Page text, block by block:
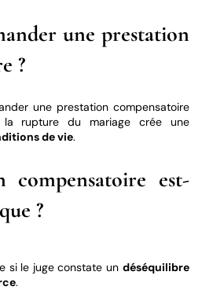
une prestation
?
une prestation compensatoire
rupture du mariage crée une
de vie.
compensatoire est-
?
si le juge constate un déséquilibre
.